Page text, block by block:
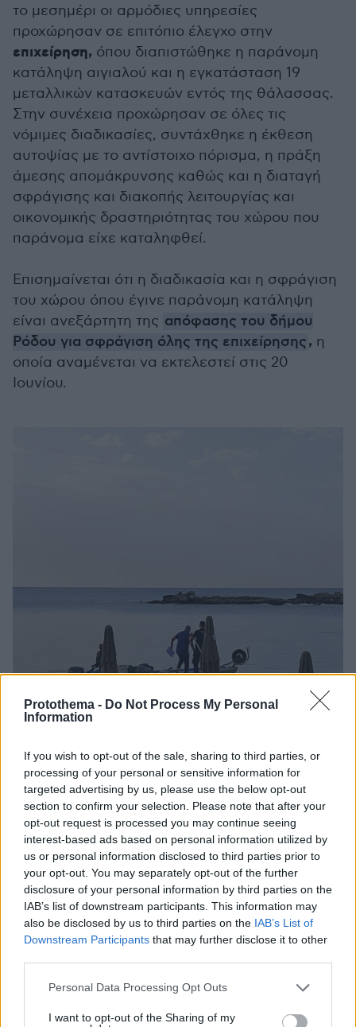
Protothema - Do Not Process My Personal
Information
If you wish to opt-out of the sale, sharing to third parties, or
processing of your personal or sensitive information for
targeted advertising by us, please use the below opt-out
section to confirm your selection. Please note that after your
opt-out request is processed you may continue seeing
interest-based ads based on personal information utilized by
us or personal information disclosed to third parties prior to
your opt-out. You may separately opt-out of the further
disclosure of your personal information by third parties on the
IAB’s list of downstream participants. This information may
also be disclosed by us to third parties on the IAB’s List of
Downstream Participants that may further disclose it to other
Please note that this website/app uses one or more Google
not limited to your visit or usage behaviour. You may click to
Personal Data Processing Opt Outs
I want to opt-out of the Sharing of my
το μεσημέρι οι αρμόδιες υπηρεσίες
προχώρησαν σε επιτόπιο έλεγχο στην
επιχείρηση, όπου διαπιστώθηκε η παράνομη
κατάληψη αιγιαλού και η εγκατάσταση 19
μεταλλικών κατασκευών εντός της θάλασσας.
Στην συνέχεια προχώρησαν σε όλες τις
νόμιμες διαδικασίες, συντάχθηκε η έκθεση
αυτοψίας με το αντίστοιχο πόρισμα, η πράξη
άμεσης απομάκρυνσης καθώς και η διαταγή
σφράγισης και διακοπής λειτουργίας και
οικονομικής δραστηριότητας του χώρου που
παράνομα είχε καταληφθεί.
Επισημαίνεται ότι η διαδικασία και η σφράγιση
του χώρου όπου έγινε παράνομη κατάληψη
είναι ανεξάρτητη της απόφασης του δήμου
Ρόδου για σφράγιση όλης της επιχείρησης, η
οποία αναμένεται να εκτελεστεί στις 20
Ιουνίου.